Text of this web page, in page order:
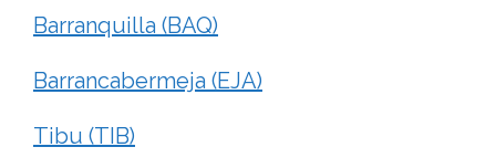
Barranquilla (BAQ)
Barrancabermeja (EJA)
Tibu (TIB)